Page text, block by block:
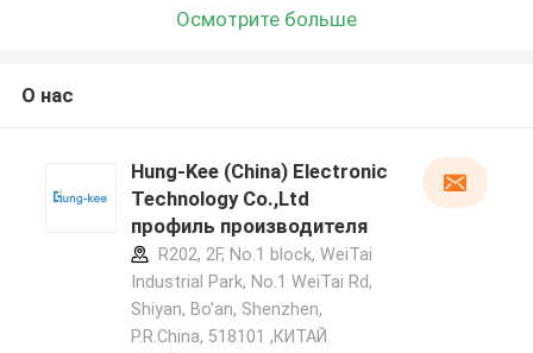
Осмотрите больше
О нас
Hung-Kee (China) Electronic
Technology Co.,Ltd
профиль производителя
R202, 2F, No.1 block, WeiTai
Industrial Park, No.1 WeiTai Rd,
Shiyan, Bo'an, Shenzhen,
P.R.China, 518101​​​​​​​ ,КИТАЙ